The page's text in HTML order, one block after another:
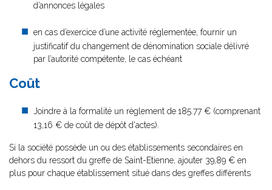
d’annonces légales
en cas d’exercice d’une activité réglementée, fournir un
justificatif du changement de dénomination sociale délivré
par l’autorité compétente, le cas échéant
Coût
Joindre à la formalité un règlement de185.77 € (comprenant
13,16 € de coût de dépôt d'actes).
Si la société possède un ou des établissements secondaires en
dehors du ressort du greffe de Saint-Etienne, ajouter 39,89 € en
plus pour chaque établissement situé dans des greffes différents